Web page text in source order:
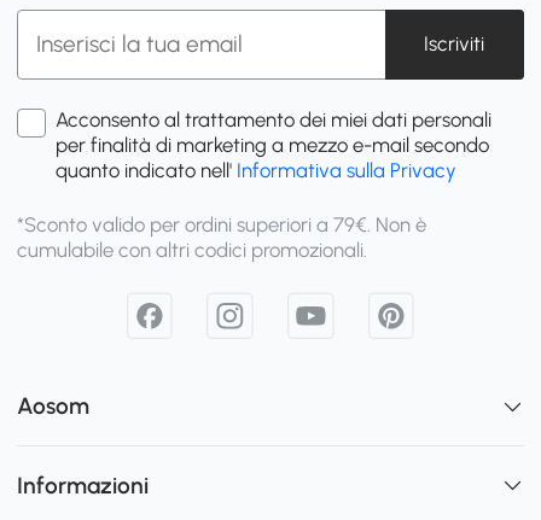
Iscriviti
Acconsento al trattamento dei miei dati personali
per finalità di marketing a mezzo e-mail secondo
quanto indicato nell' Informativa sulla Privacy
*Sconto valido per ordini superiori a 79€. Non è
cumulabile con altri codici promozionali.
Aosom
Informazioni